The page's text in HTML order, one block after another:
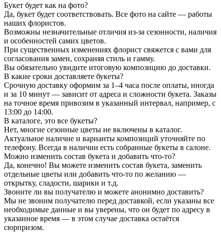
Букет будет как на фото?
Да, букет будет соответствовать. Все фото на сайте — работы
наших флористов.
Возможны незначительные отличия из-за сезонности, наличия
и особенностей самих цветов.
При существенных изменениях флорист свяжется с вами для
согласования замен, сохраняя стиль и гамму.
Вы обязательно увидите итоговую композицию до доставки.
В какие сроки доставляете букеты?
Срочную доставку оформим за 1–4 часа после оплаты, иногда
и за 10 минут — зависит от адреса и сложности букета. Заказы
на точное время привозим в указанный интервал, например, с
13:00 до 14:00.
В каталоге, это все букеты?
Нет, многие сезонные цветы не включены в каталог.
Актуальное наличие и варианты композиций уточняйте по
телефону. Всегда в наличии есть собранные букеты в салоне.
Можно изменить состав букета и добавить что-то?
Да, конечно! Вы можете изменить состав букета, заменить
отдельные цветы или добавить что-то по желанию —
открытку, сладости, шарики и т.д.
Звоните ли вы получателю и можете анонимно доставить?
Мы не звоним получателю перед доставкой, если указаны все
необходимые данные и вы уверены, что он будет по адресу в
указанное время — в этом случае доставка остаётся
сюрпризом.